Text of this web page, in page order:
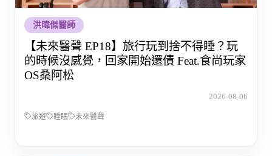
洪暐傑醫師
【未來醫聲 EP18】旅行玩到捨不得睡？玩
的時候沒感覺，回家開始還債 Feat.食尚玩家
OS桑阿松
2026-08-06
旅遊 睡眠 未來醫聲